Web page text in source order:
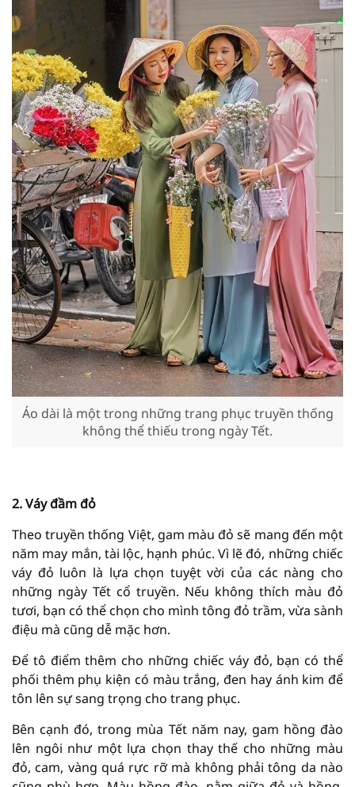
Áo dài là một trong những trang phục truyền thống
không thể thiếu trong ngày Tết.
2. Váy đầm đỏ
năm may mắn, tài lộc, hạnh phúc. Vì lẽ đó, những chiếc
váy đỏ luôn là lựa chọn tuyệt vời của các nàng cho
những ngày Tết cổ truyền. Nếu không thích màu đỏ
tươi, bạn có thể chọn cho mình tông đỏ trầm, vừa sành
phối thêm phụ kiện có màu trắng, đen hay ánh kim để
lên ngôi như một lựa chọn thay thế cho những màu
đỏ, cam, vàng quá rực rỡ mà không phải tông da nào